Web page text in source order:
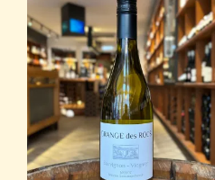
Add to
Wishlist